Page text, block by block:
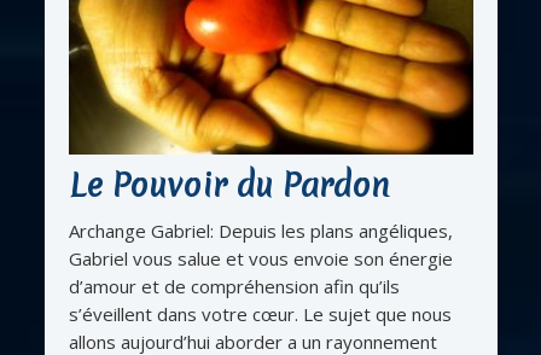
Le Pouvoir du Pardon
Archange Gabriel: Depuis les plans angéliques,
Gabriel vous salue et vous envoie son énergie
d’amour et de compréhension afin qu’ils
s’éveillent dans votre cœur. Le sujet que nous
allons aujourd’hui aborder a un rayonnement